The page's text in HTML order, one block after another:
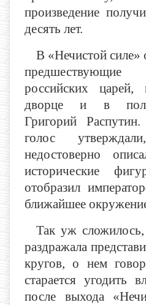
произведение
десять лет.
В «Нечистой
российских царей,
дворце и в
Григорий
голос
недостоверно
исторические
отобразил
ближайшее
Так уж
раздражала
кругов, о нем
старается угодить
после выхода